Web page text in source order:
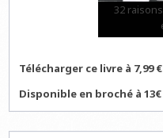
32
Télécharger ce livre à 7,99
Disponible en broché à 13€